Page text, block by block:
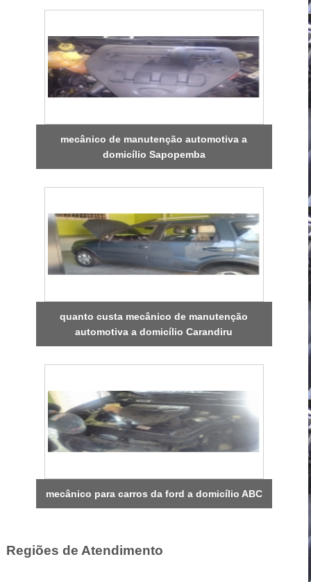
mecânico de manutenção automotiva a
domicílio Sapopemba
quanto custa mecânico de manutenção
automotiva a domicílio Carandiru
mecânico para carros da ford a domicílio ABC
Regiões de Atendimento